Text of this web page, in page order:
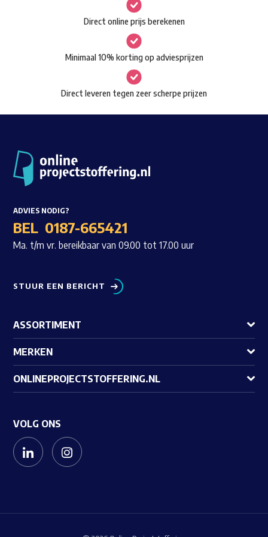
Waar ben je naar op zoek?
gekozen
worden
op
de
productpagina
Direct online prijs berekenen
Minimaal 10% korting op adviesprijzen
Direct leveren tegen zeer scherpe prijzen
ADVIES NODIG?
BEL 0187-665421
Ma. t/m vr. bereikbaar van 09.00 tot 17.00 uur
STUUR EEN BERICHT
ASSORTIMENT
MERKEN
ONLINEPROJECTSTOFFERING.NL
VOLG ONS